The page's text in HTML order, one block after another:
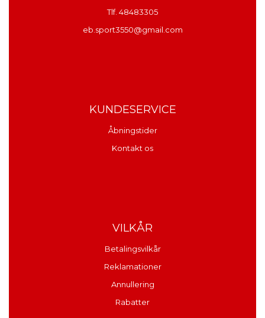
Tlf. 48483305
eb.sport3550@gmail.com
KUNDESERVICE
Åbningstider
Kontakt os
VILKÅR
Betalingsvilkår
Reklamationer
Annullering
Rabatter